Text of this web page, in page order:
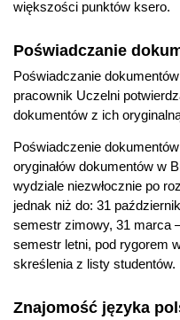
większości punktów ksero.
Poświadczanie
Poświadczanie
pracownik Uczelni
dokumentów z ich
Poświadczenie
oryginałów dokumentów w
wydziale niezwłocznie po
jednak niż do: 31
semestr zimowy, 31 marca
semestr letni, pod rygorem
skreślenia z listy studentów.
Znajomość języka